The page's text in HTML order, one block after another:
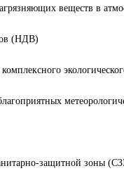
веществ в
(НДВ)
защитной зоны